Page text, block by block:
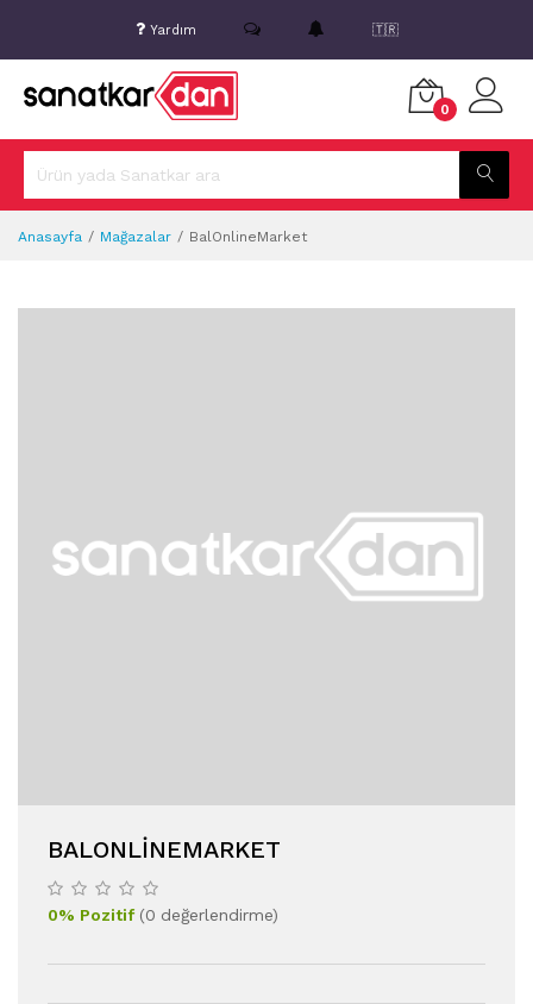
Yardım 🇹🇷
0
Anasayfa Mağazalar BalOnlineMarket
BALONLINEMARKET
0% Pozitif(0 değerlendirme)